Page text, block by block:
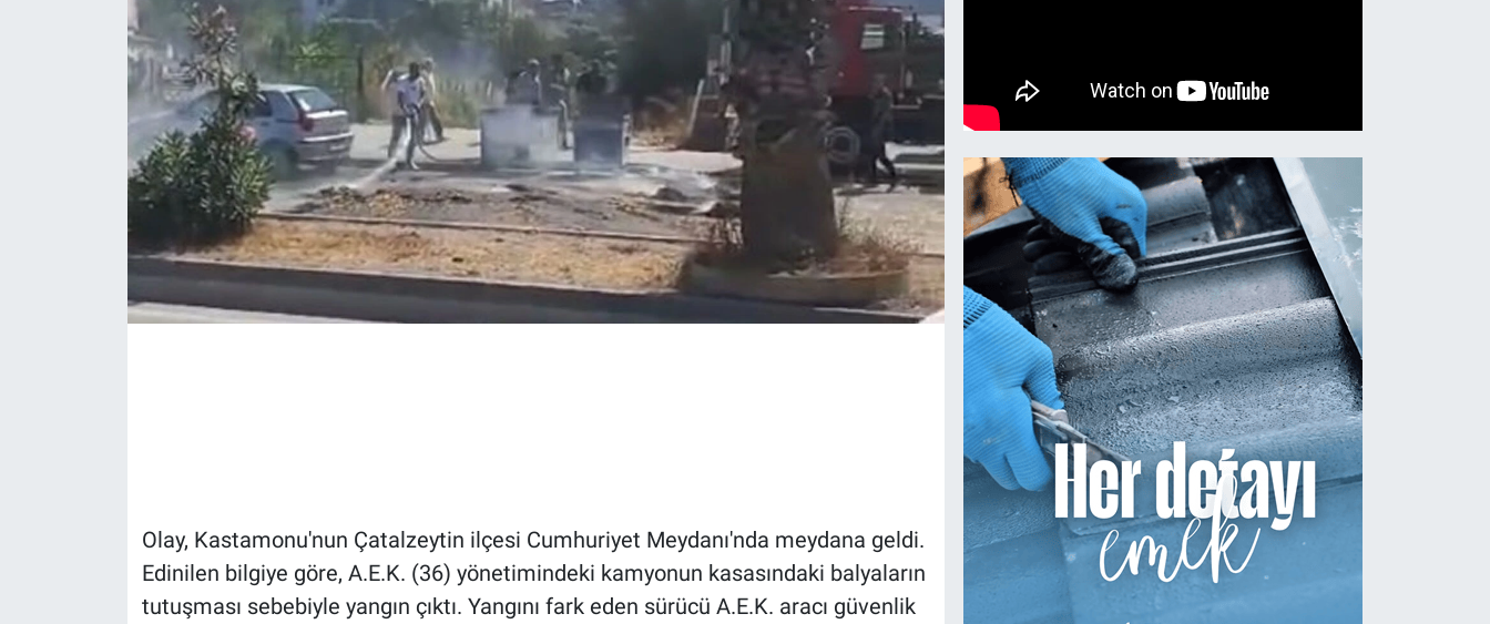
Olay, Kastamonu'nun Çatalzeytin ilçesi Cumhuriyet Meydanı'nda meydana geldi.
Edinilen bilgiye göre, A.E.K. (36) yönetimindeki kamyonun kasasındaki balyaların
tutuşması sebebiyle yangın çıktı. Yangını fark eden sürücü A.E.K. aracı güvenlik